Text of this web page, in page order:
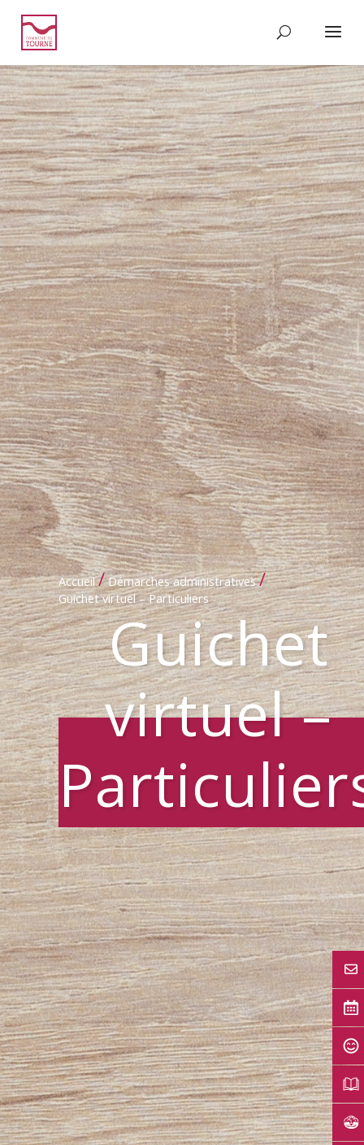
Accueil / Démarches administratives /
Guichet virtuel – Particuliers
Guichet
virtuel –